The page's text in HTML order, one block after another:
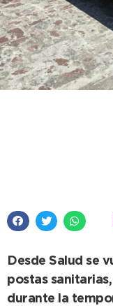
Desde Salud se
postas
durante la